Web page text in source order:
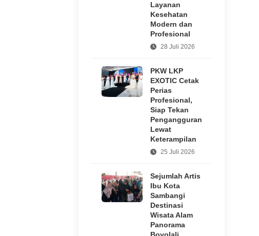
Layanan
Kesehatan
Modern dan
Profesional
28 Juli 2026
PKW LKP
EXOTIC Cetak
Perias
Profesional,
Siap Tekan
Pengangguran
Lewat
Keterampilan
25 Juli 2026
Sejumlah Artis
Ibu Kota
Sambangi
Destinasi
Wisata Alam
Panorama